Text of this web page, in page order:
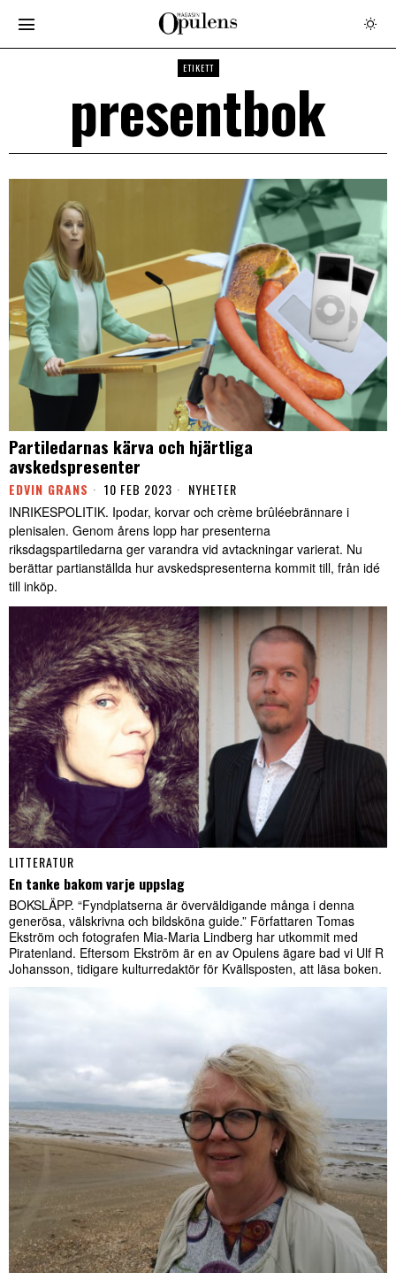
ETIKETT
presentbok
Partiledarnas kärva och hjärtliga
avskedspresenter
EDVIN GRANS 10 FEB 2023 NYHETER
INRIKESPOLITIK. Ipodar, korvar och crème brûléebrännare i
plenisalen. Genom årens lopp har presenterna
riksdagspartiledarna ger varandra vid avtackningar varierat. Nu
berättar partianställda hur avskedspresenterna kommit till, från idé
till inköp.
LITTERATUR
En tanke bakom varje uppslag
BOKSLÄPP. “Fyndplatserna är överväldigande många i denna
generösa, välskrivna och bildsköna guide.” Författaren Tomas
Ekström och fotografen Mia-Maria Lindberg har utkommit med
Piratenland. Eftersom Ekström är en av Opulens ägare bad vi Ulf R
Johansson, tidigare kulturredaktör för Kvällsposten, att läsa boken.